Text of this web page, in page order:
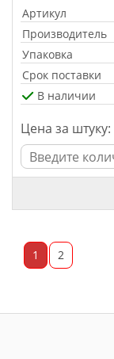
Артикул
Производитель
Упаковка
Срок поставки
В наличии
Цена за штуку:
1 2